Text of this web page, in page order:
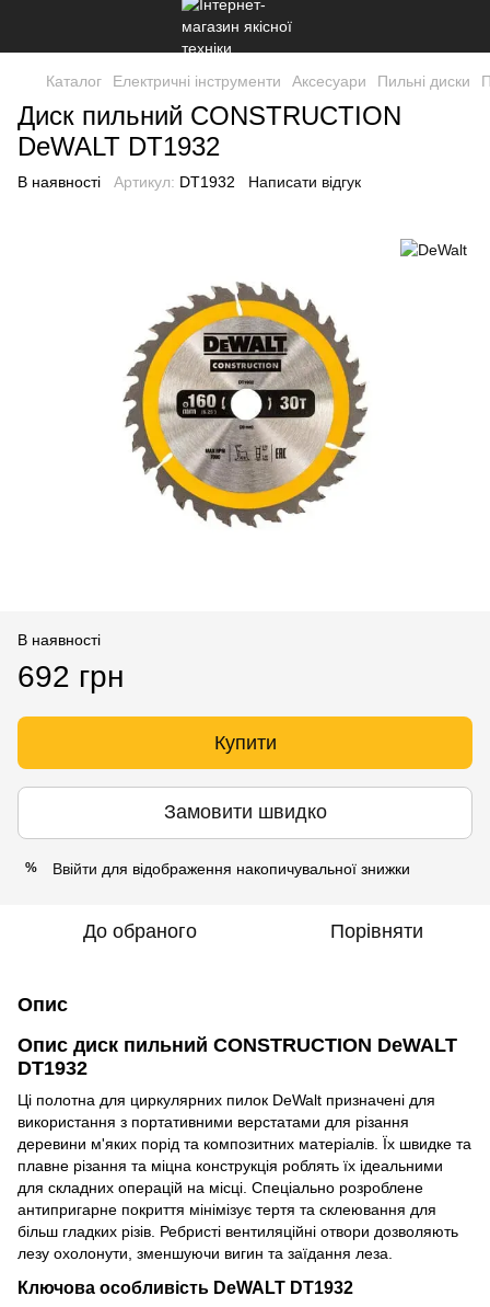
Каталог Електричні інструменти Аксесуари Пильні диски
Диск пильний СONSTRUCTION
DeWALT DT1932
В наявності Артикул: DT1932 Написати відгук
В наявності
692 грн
Купити
Замовити швидко
% Ввійти для відображення накопичувальної знижки
До обраного Порівняти
Опис
Опис диск пильний СONSTRUCTION DeWALT
DT1932
Ці полотна для циркулярних пилок DeWalt призначені для
використання з портативними верстатами для різання
деревини м'яких порід та композитних матеріалів. Їх швидке та
плавне різання та міцна конструкція роблять їх ідеальними
для складних операцій на місці. Спеціально розроблене
антипригарне покриття мінімізує тертя та склеювання для
більш гладких різів. Ребристі вентиляційні отвори дозволяють
лезу охолонути, зменшуючи вигин та заїдання леза.
Ключова особливість DeWALT DT1932